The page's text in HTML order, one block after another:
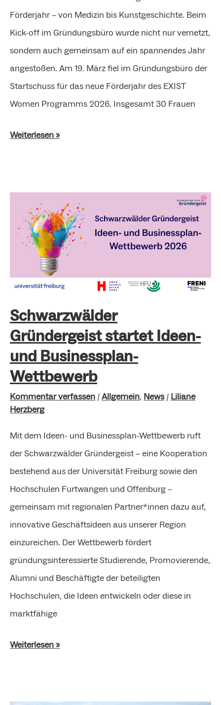
Förderjahr – von Medizin bis Kunstgeschichte. Beim
Kick-off im Gründungsbüro wurde nicht nur vernetzt,
sondern auch gemeinsam auf ein spannendes Jahr
angestoßen. Am 19. März fiel im Gründungsbüro der
Startschuss für das neue Förderjahr des EXIST
Women Programms 2026. Insgesamt 30 Frauen
Weiterlesen »
Schwarzwälder
Gründergeist startet Ideen-
und Businessplan-
Wettbewerb
Kommentar verfassen / Allgemein, News/ Liliane
Herzberg
Mit dem Ideen- und Businessplan-Wettbewerb ruft
der Schwarzwälder Gründergeist – eine Kooperation
bestehend aus der Universität Freiburg sowie den
Hochschulen Furtwangen und Offenburg –
gemeinsam mit regionalen Partner*innen dazu auf,
innovative Geschäftsideen aus unserer Region
einzureichen. Der Wettbewerb fördert
gründungsinteressierte Studierende, Promovierende,
Alumni und Beschäftigte der beteiligten
Hochschulen, die Ideen entwickeln oder diese in
marktfähige
Schwarzwälder
Gründergeist
startet
Businessplan-
Wettbewerb
Weiterlesen »